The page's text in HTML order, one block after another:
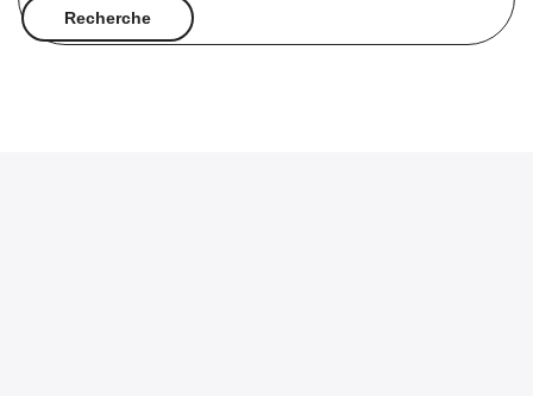
Recherche